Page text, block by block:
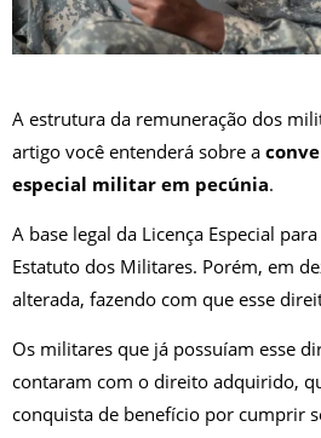
A estrutura da remuneração dos
artigo você entenderá sobre a
especial militar em pecúnia.
A base legal da Licença Especial
Estatuto dos Militares. Porém, em
alterada, fazendo com que esse
Os militares que já possuíam esse
contaram com o direito adquirido,
conquista de benefício por cumprir